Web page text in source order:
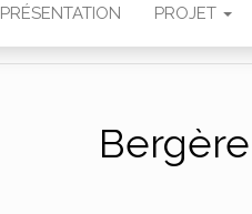
PRÉSENTATION PROJET
Bergère